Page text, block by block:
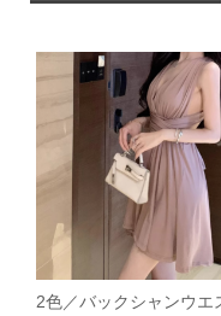
2色／バックシャンウエ